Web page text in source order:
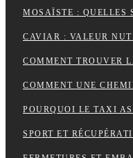
MOSAÏSTE : QUELLES